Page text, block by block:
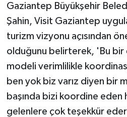
Gaziantep Büyükşehir
Şahin, Visit Gaziantep
turizm vizyonu açısından
olduğunu belirterek, 'Bu bir
modeli verimlilikle
ben yok biz varız diyen bir
başında bizi koordine eden
gelenlere çok teşekkür